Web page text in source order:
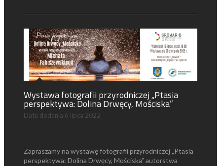
Wystawa fotografii przyrodniczej „Ptasia
perspektywa: Dolina Drwęcy, Mościska”
Data dodania 6 lipca 2022
Zapraszamy na wystawę fotografii przyrodniczej „Ptasia
perspektywa: Dolina Drwęcy, Mościska” autorstwa